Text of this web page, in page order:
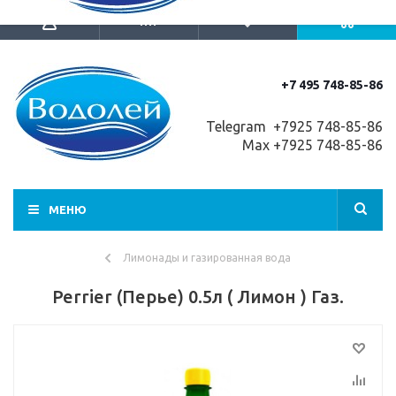
+7 495 748-85-86
Telegram +7925 748-85-86
Max +7925 748-85-86
МЕНЮ
Лимонады и газированная вода
Perrier (Перье) 0.5л ( Лимон ) Газ.